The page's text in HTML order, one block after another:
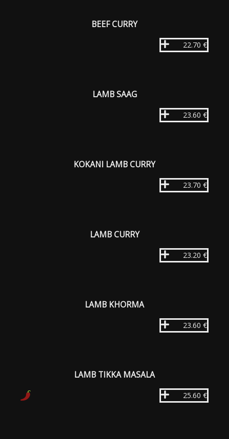
BEEF CURRY
22.70 €
LAMB SAAG
23.60 €
KOKANI LAMB CURRY
23.70 €
LAMB CURRY
23.20 €
LAMB KHORMA
23.60 €
LAMB TIKKA MASALA
25.60 €